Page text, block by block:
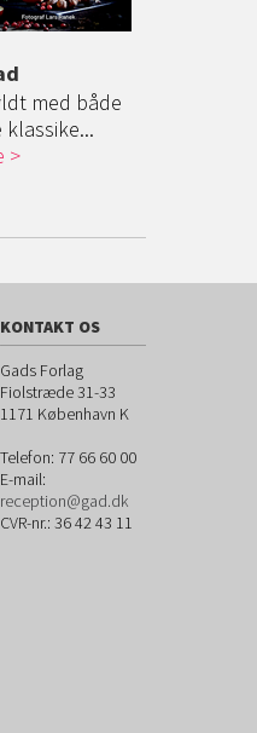
med både
KONTAKT OS
Gads Forlag
Fiolstræde 31-33
1171 København K
Telefon: 77 66 60 00
E-mail:
reception@gad.dk
CVR-nr.: 36 42 43 11